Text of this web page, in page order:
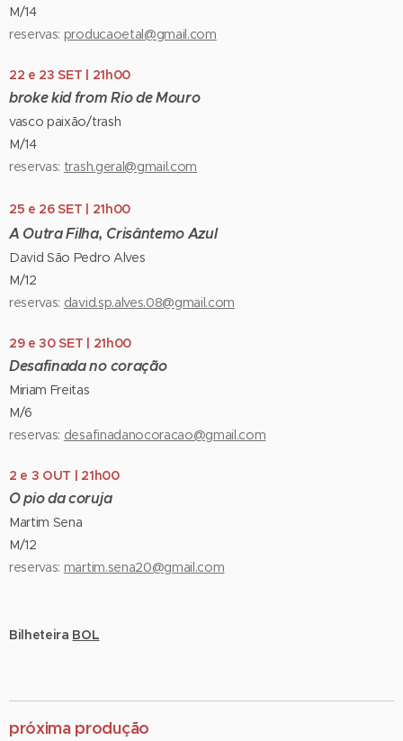
M/14
reservas: producaoetal@gmail.com
22 e 23 SET | 21h00
broke kid from Rio de Mouro
vasco paixão/trash
M/14
reservas: trash.geral@gmail.com
25 e 26 SET | 21h00
A Outra Filha, Crisântemo Azul
David São Pedro Alves
M/12
reservas: david.sp.alves.08@gmail.com
29 e 30 SET | 21h00
Desafinada no coração
Miriam Freitas
M/6
reservas: desafinadanocoracao@gmail.com
2 e 3 OUT | 21h00
O pio da coruja
Martim Sena
M/12
reservas: martim.sena20@gmail.com
Bilheteira BOL
próxima produção